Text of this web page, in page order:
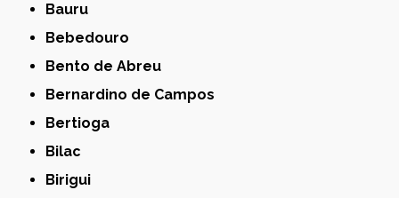
Bauru
Bebedouro
Bento de Abreu
Bernardino de Campos
Bertioga
Bilac
Birigui